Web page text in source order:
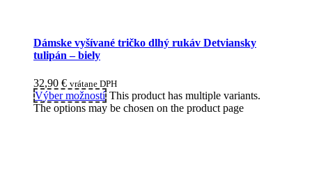
Dámske vyšívané tričko dlhý rukáv Detviansky
tulipán – biely
32,90 € vrátane DPH
Výber možností This product has multiple variants.
The options may be chosen on the product page